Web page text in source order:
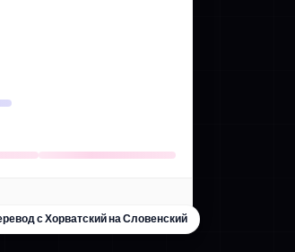
с Хорватский на Словенский